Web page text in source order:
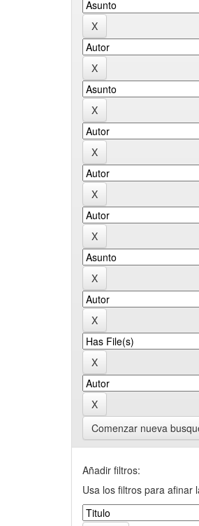
Comenzar nueva
Añadir filtros:
Usa los filtros para afinar